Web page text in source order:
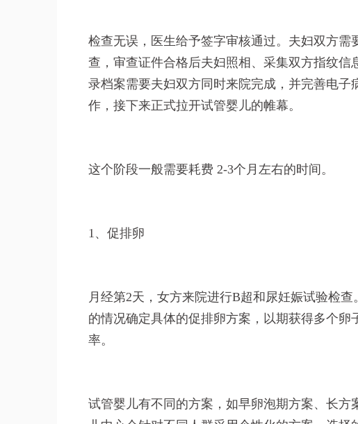
检查无误，医生给予签字审核通过。夫妇双方
查，审查证件合格后夫妇照相、采集双方指纹
录档案需要夫妇双方同时来院完成，并完善电
作，接下来正式拉开试管婴儿的帷幕。
这个阶段一般需要耗费 2-3个月左右的时间。
1、促排卵
月经第2天，女方来院进行B超和尿妊娠试验检
的情况确定具体的促排卵方案，以期获得多个
率。
试管婴儿有不同的方案，如早卵泡期方案、长